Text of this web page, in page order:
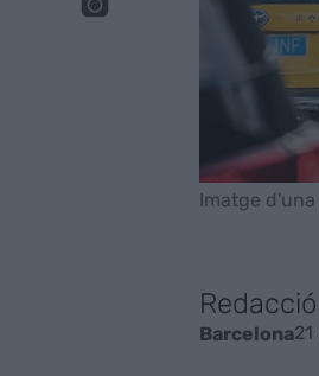
Imatge
Barcelona